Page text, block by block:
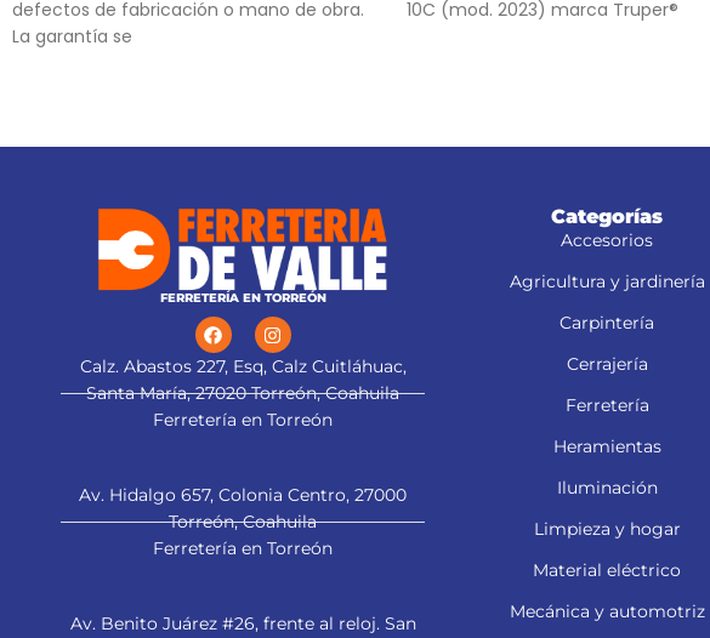
defectos de fabricación o mano de obra.
La garantía se
10C (mod. 2023) marca Truper®
FERRETERÍA EN TORREÓN
Calz. Abastos 227, Esq, Calz Cuitláhuac,
Santa María, 27020 Torreón, Coahuila
Ferretería en Torreón
Av. Hidalgo 657, Colonia Centro, 27000
Torreón, Coahuila
Ferretería en Torreón
Av. Benito Juárez #26, frente al reloj. San
Categorías
Accesorios
Agricultura y jardinería
Carpintería
Cerrajería
Ferretería
Heramientas
Iluminación
Limpieza y hogar
Material eléctrico
Mecánica y automotriz